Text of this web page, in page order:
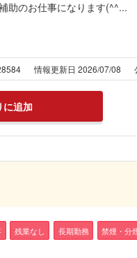
助のお仕事になります(^^...
情報更新日 2026/07/08
に追加
残業なし 長期勤務 禁煙・分